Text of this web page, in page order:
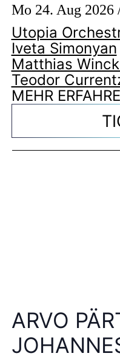
Mo 24. Aug 2026
Utopia
Iveta Simonyan
Matthias
Teodor
MEHR
ARVO